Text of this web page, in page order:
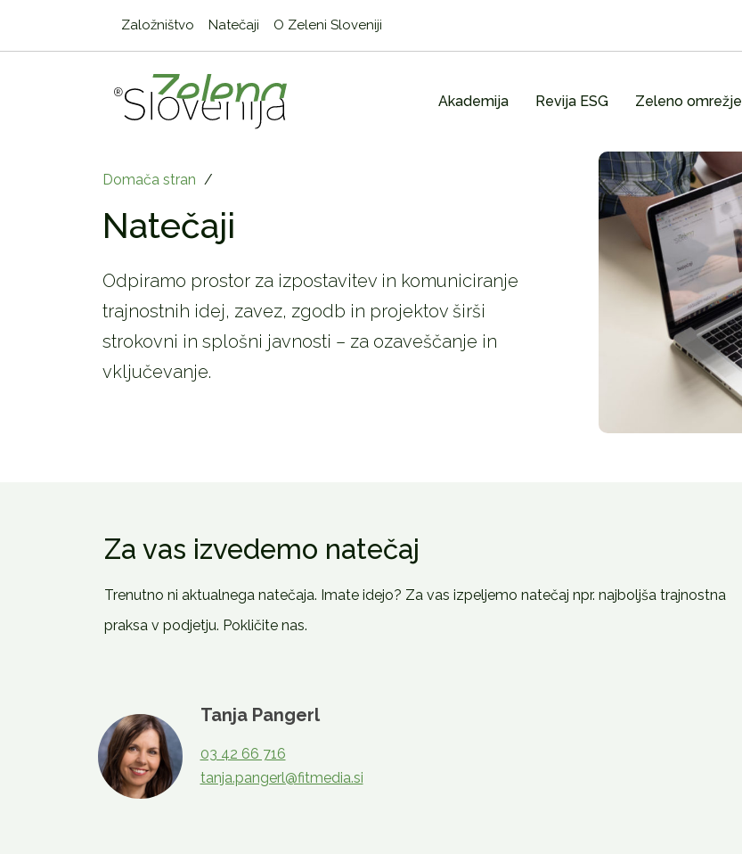
Založništvo Natečaji O Zeleni Sloveniji
Akademija Revija ESG Zeleno omrežje
Domača stran /
Natečaji
Odpiramo prostor za izpostavitev in komuniciranje
trajnostnih idej, zavez, zgodb in projektov širši
strokovni in splošni javnosti – za ozaveščanje in
vključevanje.
Za vas izvedemo natečaj
Trenutno ni aktualnega natečaja. Imate idejo? Za vas izpeljemo natečaj npr. najboljša trajnostna
praksa v podjetju. Pokličite nas.
Tanja Pangerl
03 42 66 716
tanja.pangerl@fitmedia.si